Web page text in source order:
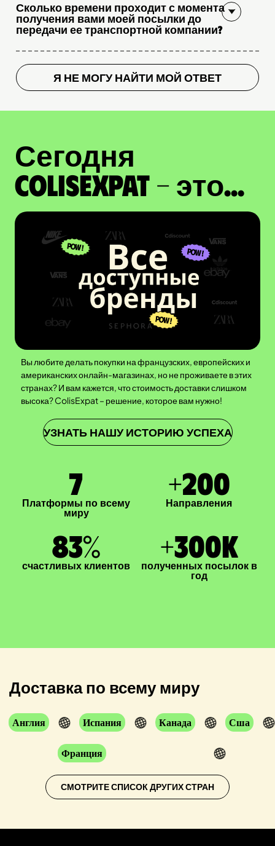
Сколько времени проходит с момента
получения вами моей посылки до
передачи ее транспортной компании?
Я НЕ МОГУ НАЙТИ МОЙ ОТВЕТ
Сегодня
ColisExpat - это...
Вы любите делать покупки на французских, европейских и
американских онлайн-магазинах, но не проживаете в этих
странах? И вам кажется, что стоимость доставки слишком
высока? ColisExpat – решение, которое вам нужно!
УЗНАТЬ НАШУ ИСТОРИЮ УСПЕХА
7
Платформы по всему
миру
+200
Направления
83%
счастливых клиентов
+300K
полученных посылок в
год
Доставка по всему миру
Англия Испания Канада Сша
Франция
СМОТРИТЕ СПИСОК ДРУГИХ СТРАН